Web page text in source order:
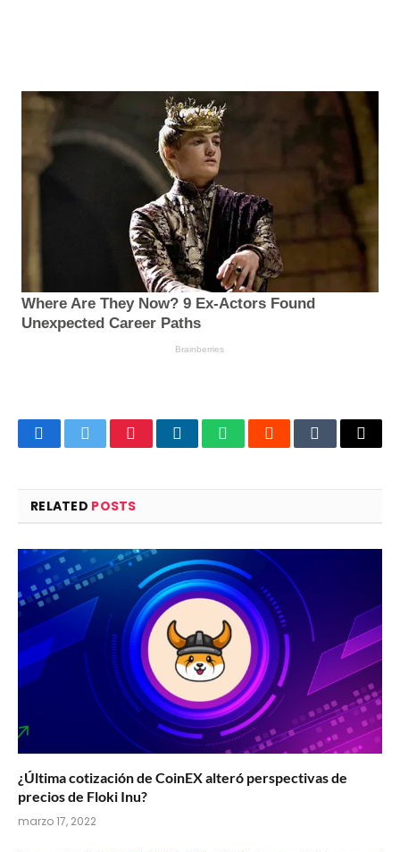
FacebookTwitterPinterestLinkedInWhatsAppRedditTumblrEmail
RELATED POSTS
¿Última cotización de CoinEX alteró perspectivas de
precios de Floki Inu?
marzo 17, 2022